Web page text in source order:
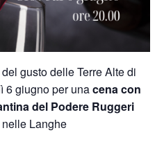
gusto delle Terre Alte di
6 giugno per unacena con
del Podere Ruggeri
nelle Langhe